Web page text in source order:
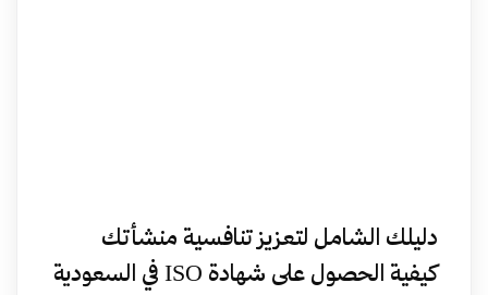
دليلك الشامل لتعزيز تنافسية منشأتك
كيفية الحصول على شهادة ISO في السعودية